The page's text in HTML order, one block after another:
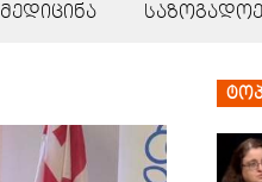
მედიცინა